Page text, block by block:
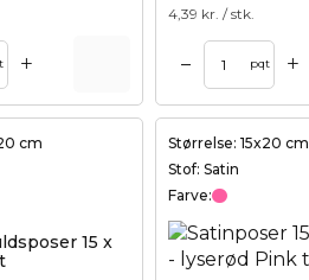
+
4,39 kr. / stk.
– pqt +
cm
15 x
Størrelse: 15x20 cm
Stof: Satin
Farve: